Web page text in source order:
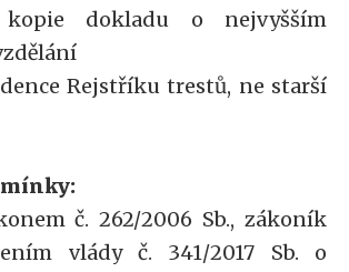
dokladu o nejvyšším
Rejstříku trestů, ne starší
č. 262/2006 Sb., zákoník
vlády č. 341/2017 Sb. o